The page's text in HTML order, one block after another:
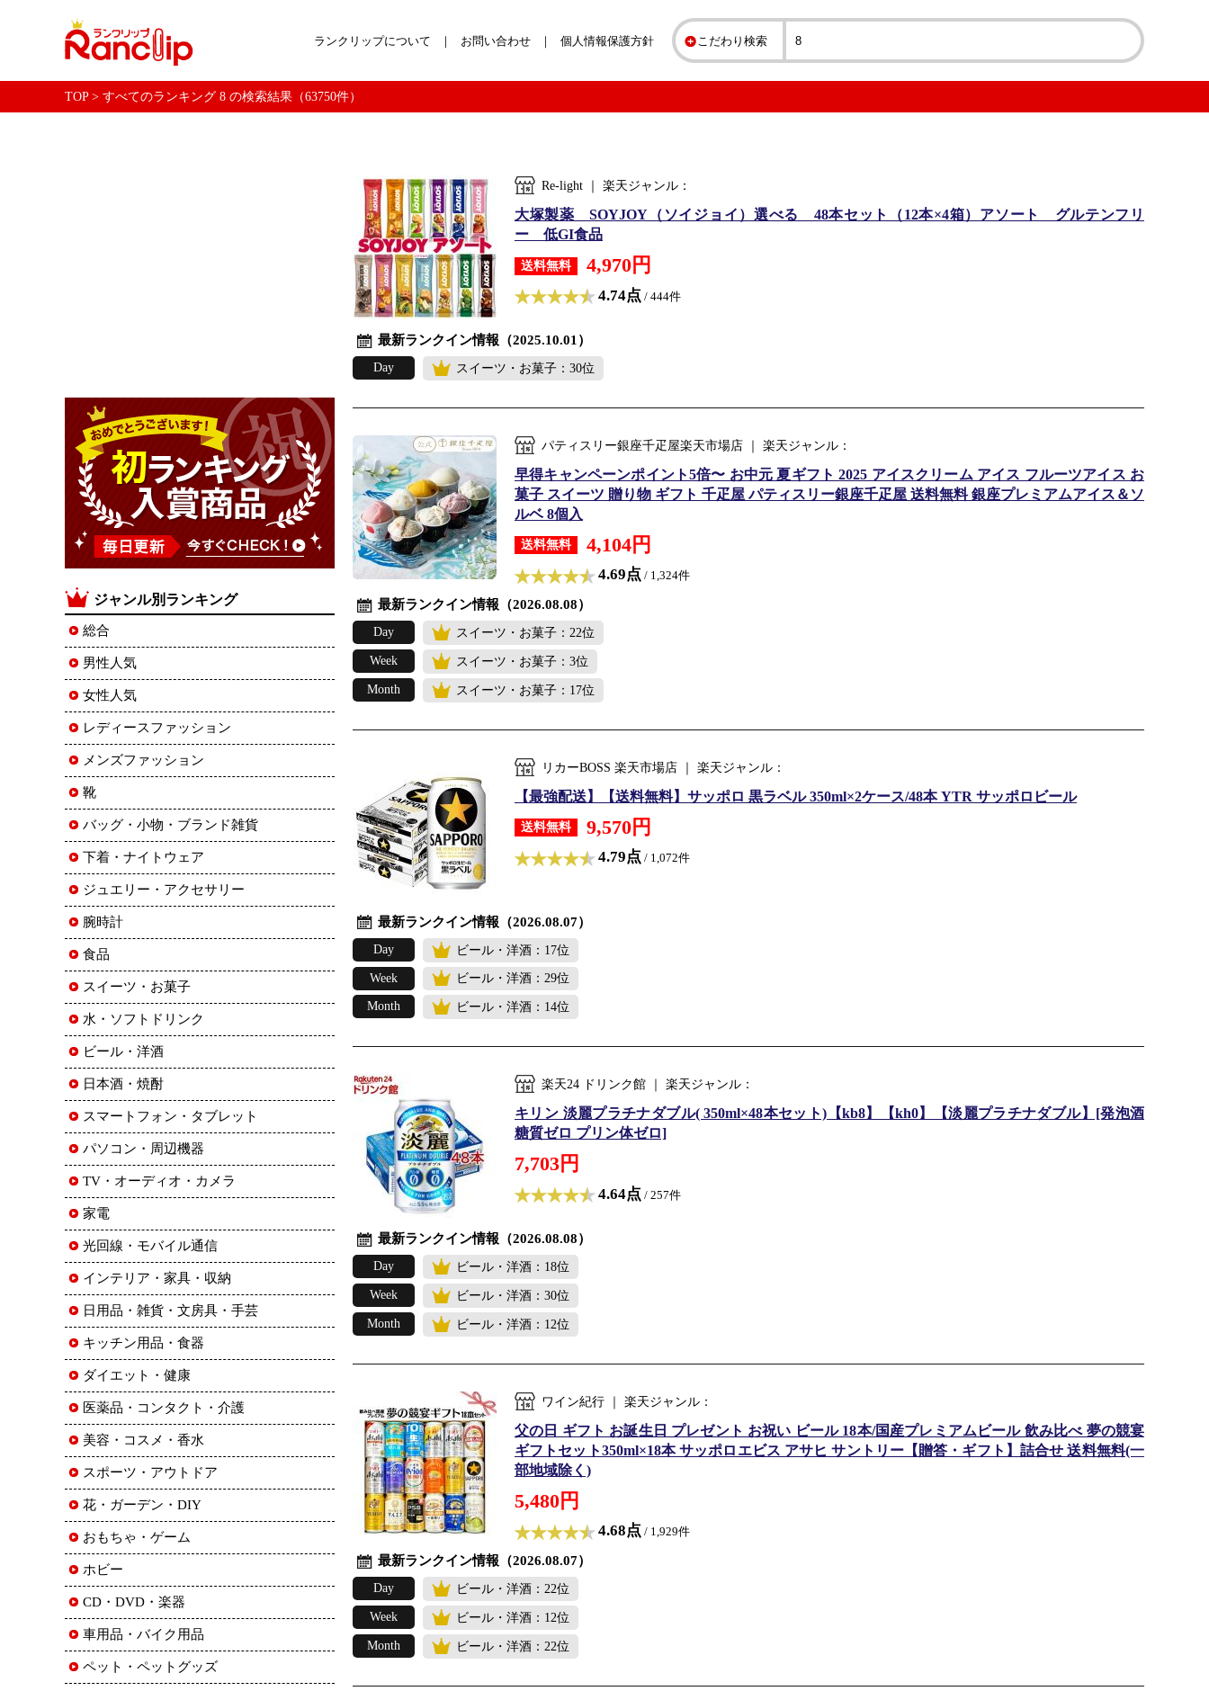
こだわり検索
ランクリップについて お問い合わせ 個人情報保護方針
TOP> すべてのランキング 8 の検索結果（63750件）
Re-light ｜ 楽天ジャンル：
大塚製薬 SOYJOY（ソイジョイ）選べる 48本セット（12本×4箱）アソート グルテンフリ
ー 低GI食品
送料無料 4,970円
4.74点 / 444件
最新ランクイン情報（2025.10.01）
Day スイーツ・お菓子：30位
パティスリー銀座千疋屋楽天市場店 ｜ 楽天ジャンル：
早得キャンペーンポイント5倍〜 お中元 夏ギフト 2025 アイスクリーム アイス フルーツアイス お
菓子 スイーツ 贈り物 ギフト 千疋屋 パティスリー銀座千疋屋 送料無料 銀座プレミアムアイス＆ソ
ルベ 8個入
送料無料 4,104円
4.69点 / 1,324件
最新ランクイン情報（2026.08.08）
Day スイーツ・お菓子：22位
Week スイーツ・お菓子：3位
Month スイーツ・お菓子：17位
リカーBOSS 楽天市場店 ｜ 楽天ジャンル：
【最強配送】【送料無料】サッポロ 黒ラベル 350ml×2ケース/48本 YTR サッポロビール
送料無料 9,570円
4.79点 / 1,072件
最新ランクイン情報（2026.08.07）
Day ビール・洋酒：17位
Week ビール・洋酒：29位
Month ビール・洋酒：14位
楽天24 ドリンク館 ｜ 楽天ジャンル：
キリン 淡麗プラチナダブル( 350ml×48本セット)【kb8】【kh0】【淡麗プラチナダブル】[発泡酒
糖質ゼロ プリン体ゼロ]
7,703円
4.64点 / 257件
最新ランクイン情報（2026.08.08）
Day ビール・洋酒：18位
Week ビール・洋酒：30位
Month ビール・洋酒：12位
ワイン紀行 ｜ 楽天ジャンル：
父の日 ギフト お誕生日 プレゼント お祝い ビール 18本/国産プレミアムビール 飲み比べ 夢の競宴
ギフトセット350ml×18本 サッポロエビス アサヒ サントリー【贈答・ギフト】詰合せ 送料無料(一
部地域除く)
5,480円
4.68点 / 1,929件
最新ランクイン情報（2026.08.07）
Day ビール・洋酒：22位
Week ビール・洋酒：12位
Month ビール・洋酒：22位
ジャンル別ランキング
総合
男性人気
女性人気
レディースファッション
メンズファッション
靴
バッグ・小物・ブランド雑貨
下着・ナイトウェア
ジュエリー・アクセサリー
腕時計
食品
スイーツ・お菓子
水・ソフトドリンク
ビール・洋酒
日本酒・焼酎
スマートフォン・タブレット
パソコン・周辺機器
TV・オーディオ・カメラ
家電
光回線・モバイル通信
インテリア・家具・収納
日用品・雑貨・文房具・手芸
キッチン用品・食器
ダイエット・健康
医薬品・コンタクト・介護
美容・コスメ・香水
スポーツ・アウトドア
花・ガーデン・DIY
おもちゃ・ゲーム
ホビー
CD・DVD・楽器
車用品・バイク用品
ペット・ペットグッズ